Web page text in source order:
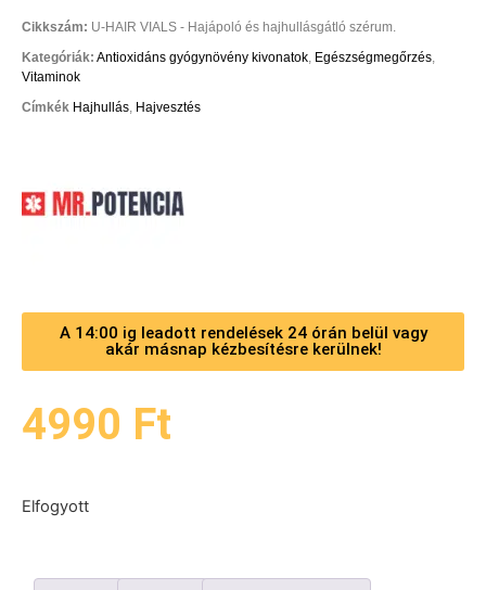
Cikkszám: U-HAIR VIALS - Hajápoló és hajhullásgátló szérum.
Kategóriák: Antioxidáns gyógynövény kivonatok, Egészségmegőrzés,
Vitaminok
Címkék Hajhullás, Hajvesztés
A 14:00 ig leadott rendelések 24 órán belül vagy
akár másnap kézbesítésre kerülnek!
4990 Ft
Elfogyott